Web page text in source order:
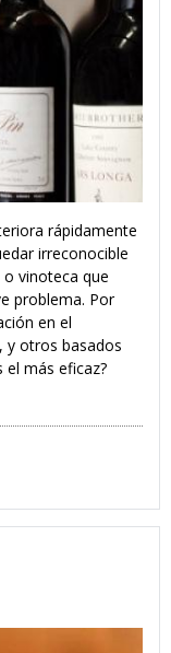
rápidamente
irreconocible
vinoteca que
problema. Por
en el
y otros basados
el más eficaz?
Inerte vs. Vacío de